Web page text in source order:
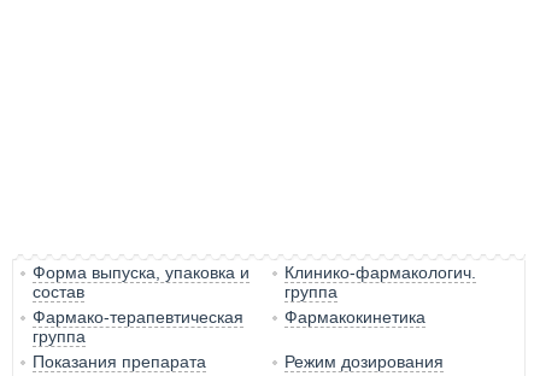
Форма выпуска, упаковка и
состав
Клинико-фармакологич.
группа
Фармако-терапевтическая
группа
Фармакокинетика
Показания препарата
Режим дозирования